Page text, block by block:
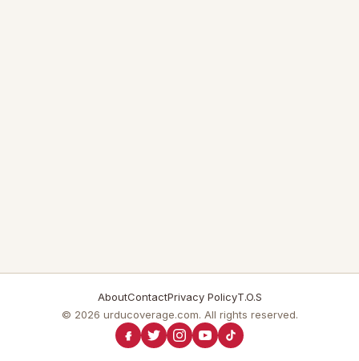
AboutContactPrivacy PolicyT.O.S
© 2026 urducoverage.com. All rights reserved.